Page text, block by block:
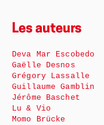
Les auteurs
Deva Mar Escobedo
Gaëlle Desnos
Grégory Lassalle
Guillaume Gamblin
Jérôme Baschet
Lu & Vio
Momo Brücke